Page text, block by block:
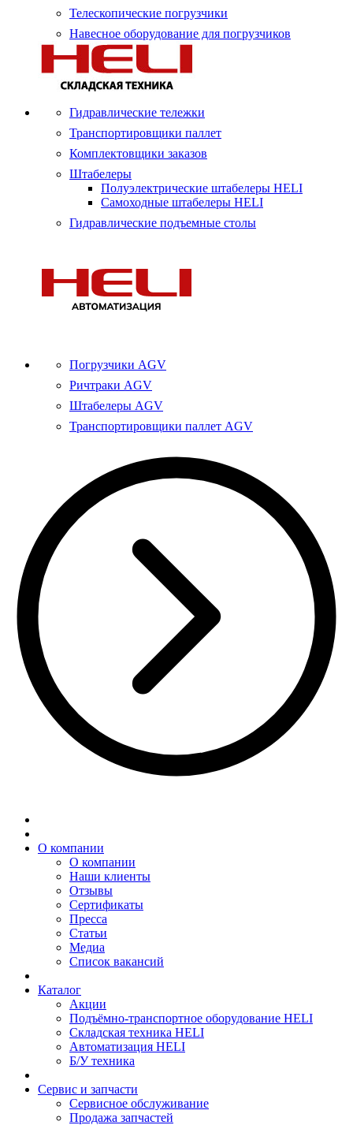
Телескопические погрузчики
Навесное оборудование для погрузчиков
Гидравлические тележки
Транспортировщики паллет
Комплектовщики заказов
Штабелеры
Полуэлектрические штабелеры HELI
Самоходные штабелеры HELI
Гидравлические подъемные столы
Погрузчики AGV
Ричтраки AGV
Штабелеры AGV
Транспортировщики паллет AGV
О компании
О компании
Наши клиенты
Отзывы
Сертификаты
Пресса
Статьи
Медиа
Список вакансий
Каталог
Акции
Подъёмно-транспортное оборудование HELI
Складская техника HELI
Автоматизация HELI
Б/У техника
Сервис и запчасти
Сервисное обслуживание
Продажа запчастей